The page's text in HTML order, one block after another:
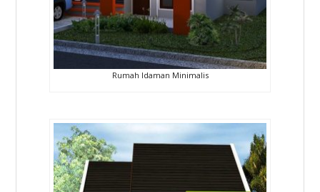
Rumah Idaman Minimalis